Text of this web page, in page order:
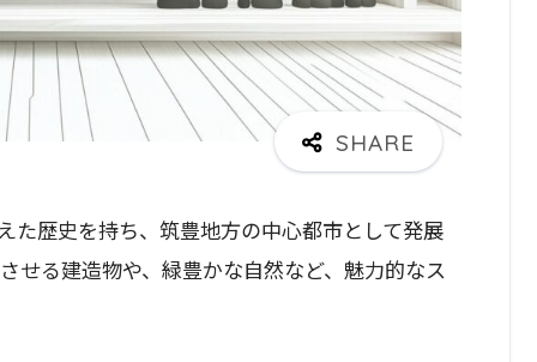
た歴史を持ち、筑豊地方の中心都市として発展
せる建造物や、緑豊かな自然など、魅力的なス